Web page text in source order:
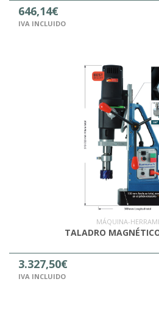
646,14€
IVA INCLUIDO
MÁQUINA-
TALADRO
3.327,50€
IVA INCLUIDO